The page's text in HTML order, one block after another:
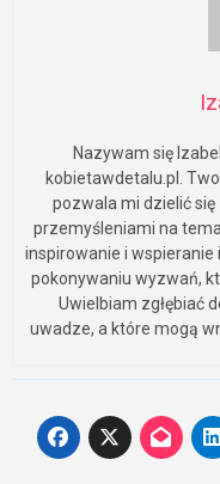
Nazywam się Izabela Kubiak i jestem autorką strony
kobietawdetalu.pl.
pozwala mi dzielić
przemyśleniami na
inspirowanie i
pokonywaniu wyzwań,
Uwielbiam zgłębiać
uwadze, a które mogą